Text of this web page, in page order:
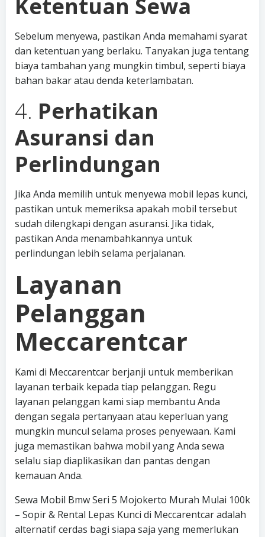
Ketentuan Sewa
Sebelum menyewa, pastikan Anda memahami syarat
dan ketentuan yang berlaku. Tanyakan juga tentang
biaya tambahan yang mungkin timbul, seperti biaya
bahan bakar atau denda keterlambatan.
4. Perhatikan
Asuransi dan
Perlindungan
Jika Anda memilih untuk menyewa mobil lepas kunci,
pastikan untuk memeriksa apakah mobil tersebut
sudah dilengkapi dengan asuransi. Jika tidak,
pastikan Anda menambahkannya untuk
perlindungan lebih selama perjalanan.
Layanan
Pelanggan
Meccarentcar
Kami di Meccarentcar berjanji untuk memberikan
layanan terbaik kepada tiap pelanggan. Regu
layanan pelanggan kami siap membantu Anda
dengan segala pertanyaan atau keperluan yang
mungkin muncul selama proses penyewaan. Kami
juga memastikan bahwa mobil yang Anda sewa
selalu siap diaplikasikan dan pantas dengan
kemauan Anda.
Sewa Mobil Bmw Seri 5 Mojokerto Murah Mulai 100k
– Sopir & Rental Lepas Kunci di Meccarentcar adalah
alternatif cerdas bagi siapa saja yang memerlukan